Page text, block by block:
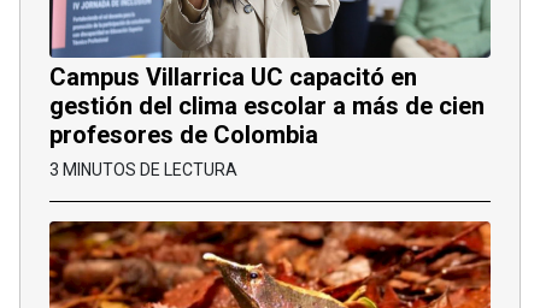
Campus Villarrica UC capacitó en
gestión del clima escolar a más de cien
profesores de Colombia
3 MINUTOS DE LECTURA